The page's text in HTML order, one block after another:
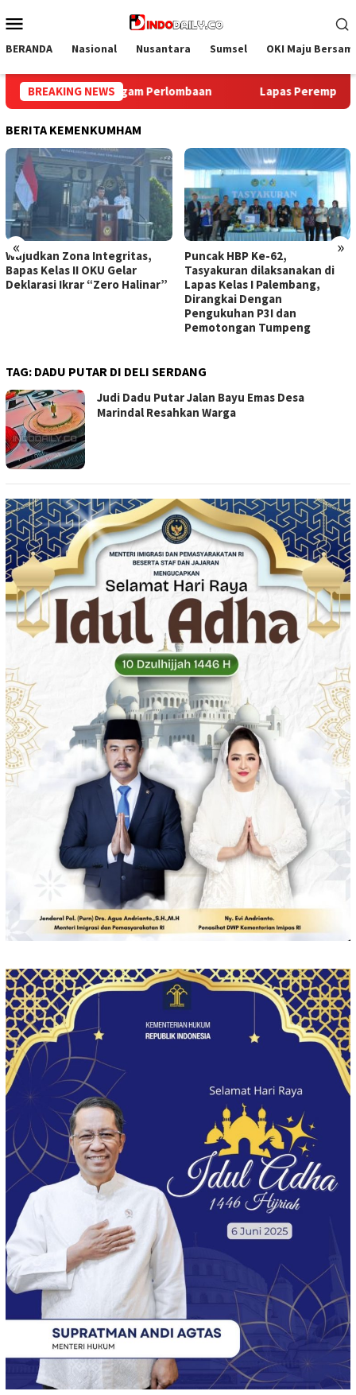
ke
Mobile
BERANDA Nasional Nusantara Sumsel OKI Maju
BREAKING NEWS
Palembang Ikuti Donor Darah dan Pemeriksaan
BERITA KEMENKUMHAM
« »
Wujudkan Zona Integritas,
Bapas Kelas II OKU Gelar
Deklarasi Ikrar “Zero Halinar”
Puncak HBP Ke-62,
Tasyakuran dilaksanakan di
Lapas Kelas I Palembang,
Dirangkai Dengan
Pengukuhan P3I dan
Pemotongan Tumpeng
TAG: DADU PUTAR DI DELI SERDANG
Judi Dadu Putar Jalan Bayu Emas Desa
Marindal Resahkan Warga